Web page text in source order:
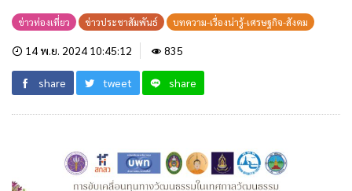
ข่าวท่องเที่ยว ข่าวประชาสัมพันธ์ บทความ-เรื่องน่ารู้-เศรษฐกิจ-สังคม
14 พ.ย. 2024 10:45:12 835
share tweet share